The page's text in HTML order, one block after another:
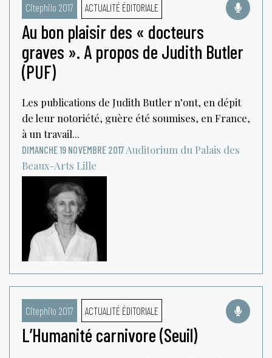
Citephilo 2017 ACTUALITÉ ÉDITORIALE
Au bon plaisir des « docteurs
graves ». A propos de Judith Butler
(PUF)
Les publications de Judith Butler n’ont, en dépit
de leur notoriété, guère été soumises, en France,
à un travail...
DIMANCHE 19 NOVEMBRE 2017 Auditorium du Palais des
Beaux-Arts Lille
Citephilo 2017 ACTUALITÉ ÉDITORIALE
L’Humanité carnivore (Seuil)